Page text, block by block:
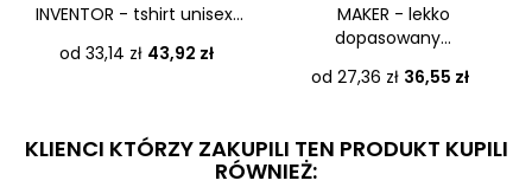
INVENTOR - tshirt unisex...
od 33,14 zł Cena
43,92 zł
MAKER - lekko
dopasowany...
od 27,36 zł Cena
36,55 zł
KLIENCI KTÓRZY ZAKUPILI TEN PRODUKT KUPILI
RÓWNIEŻ: